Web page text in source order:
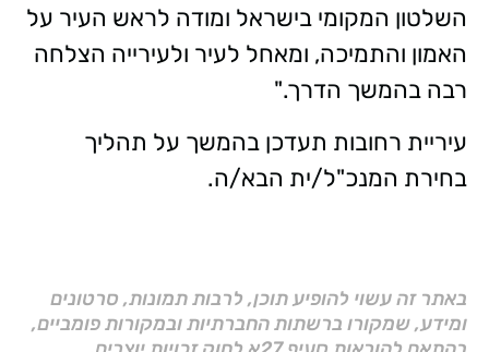
השלטון המקומי בישראל ומודה לראש העיר על
האמון והתמיכה, ומאחל לעיר ולעירייה הצלחה
רבה בהמשך הדרך."
עיריית רחובות תעדכן בהמשך על תהליך
בחירת המנכ"ל/ית הבא/ה.
באתר זה עשוי להופיע תוכן, לרבות תמונות, סרטונים
ומידע, שמקורו ברשתות החברתיות ובמקורות פומביים,